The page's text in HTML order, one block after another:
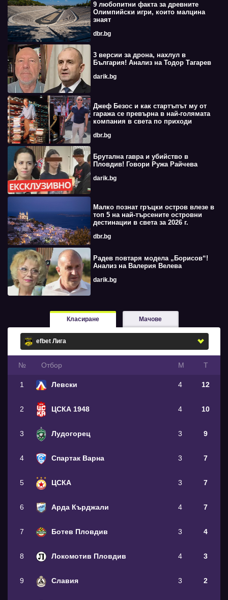
9 любопитни факта за древните
Олимпийски игри, които малцина
знаят
dbr.bg
3 версии за дрона, нахлул в
България! Анализ на Тодор Тагарев
darik.bg
Джеф Безос и как стартъпът му от
гаража се превърна в най-голямата
компания в света по приходи
dbr.bg
Брутална гавра и убийство в
Пловдив! Говори Ружа Райчева
darik.bg
Малко познат гръцки остров влезе в
топ 5 на най-търсените островни
дестинации в света за 2026 г.
dbr.bg
Радев повтаря модела „Борисов“!
Анализ на Валерия Велева
darik.bg
Класиране Мачове
№ Oтбор М Т
1 Левски 4 12
2 ЦСКА 1948 4 10
3 Лудогорец 3 9
4 Спартак Варна 3 7
5 ЦСКА 3 7
6 Арда Кърджали 4 7
7 Ботев Пловдив 3 4
8 Локомотив Пловдив 4 3
9 Славия 3 2